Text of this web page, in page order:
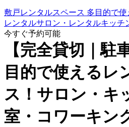
敷戸レンタルスペース 多目的で
レンタルサロン・レンタルキッチ
今すぐ予約可能
【完全貸切｜駐
目的で使えるレ
ス！サロン・キ
室・コワーキン